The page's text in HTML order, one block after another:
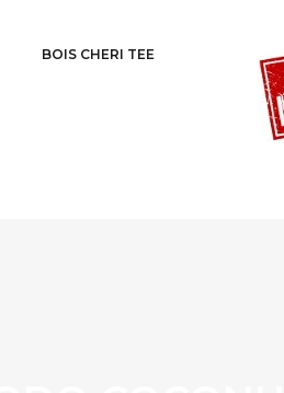
BOIS CHERI TEE